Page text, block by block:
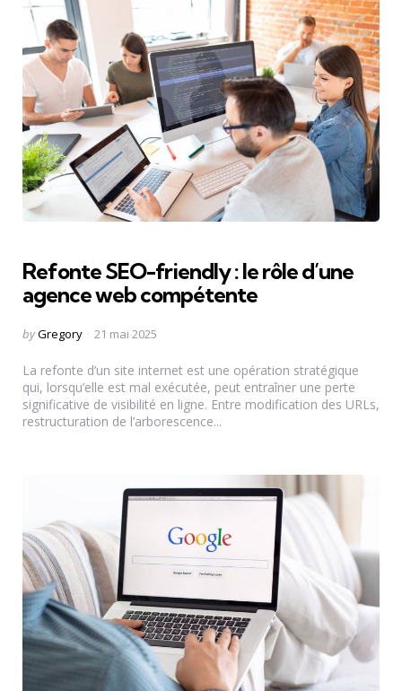
Refonte SEO-friendly : le rôle d’une
agence web compétente
Posted
byGregory 21 mai 2025
La refonte d’un site internet est une opération stratégique
qui, lorsqu’elle est mal exécutée, peut entraîner une perte
significative de visibilité en ligne. Entre modification des URLs,
restructuration de l’arborescence...